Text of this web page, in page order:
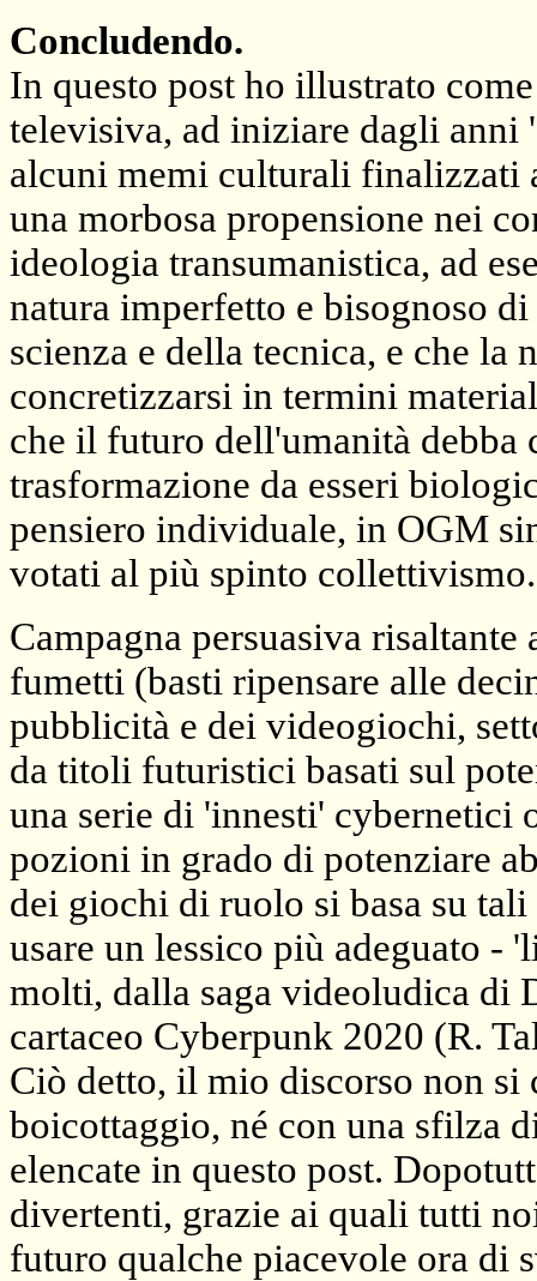
Concludendo.
In questo post ho illustrato
televisiva, ad iniziare dagli anni
alcuni memi culturali finalizzati
una morbosa propensione nei
ideologia transumanistica, ad
natura imperfetto e bisognoso
scienza e della tecnica, e che la
concretizzarsi in termini
che il futuro dell'umanità debba
trasformazione da esseri
pensiero individuale, in OGM
votati al più spinto collettivismo.
Campagna persuasiva
fumetti (basti ripensare alle
pubblicità e dei videogiochi,
da titoli futuristici basati sul
una serie di 'innesti' cybernetici
pozioni in grado di potenziare
dei giochi di ruolo si basa su
usare un lessico più adeguato
molti, dalla saga videoludica di
cartaceo Cyberpunk 2020 (R.
Ciò detto, il mio discorso non
boicottaggio, né con una sfilza
elencate in questo post.
divertenti, grazie ai quali tutti
futuro qualche piacevole ora di